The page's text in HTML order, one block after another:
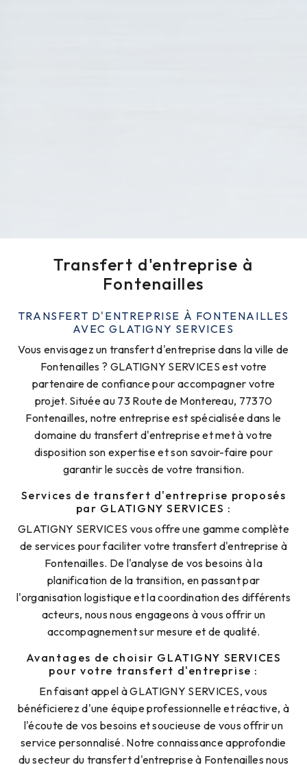
Transfert d'entreprise à
Fontenailles
TRANSFERT D'ENTREPRISE À FONTENAILLES
AVEC GLATIGNY SERVICES
Vous envisagez un transfert d'entreprise dans la ville de
Fontenailles ? GLATIGNY SERVICES est votre
partenaire de confiance pour accompagner votre
projet. Située au 73 Route de Montereau, 77370
Fontenailles, notre entreprise est spécialisée dans le
domaine du transfert d'entreprise et met à votre
disposition son expertise et son savoir-faire pour
garantir le succès de votre transition.
Services de transfert d'entreprise proposés
par GLATIGNY SERVICES :
GLATIGNY SERVICES vous offre une gamme complète
de services pour faciliter votre transfert d'entreprise à
Fontenailles. De l'analyse de vos besoins à la
planification de la transition, en passant par
l'organisation logistique et la coordination des différents
acteurs, nous nous engageons à vous offrir un
accompagnement sur mesure et de qualité.
Avantages de choisir GLATIGNY SERVICES
pour votre transfert d'entreprise :
En faisant appel à GLATIGNY SERVICES, vous
bénéficierez d'une équipe professionnelle et réactive, à
l'écoute de vos besoins et soucieuse de vous offrir un
service personnalisé. Notre connaissance approfondie
du secteur du transfert d'entreprise à Fontenailles nous